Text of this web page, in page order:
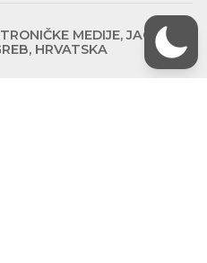
MEDIJE, JAGIĆEVA
HRVATSKA